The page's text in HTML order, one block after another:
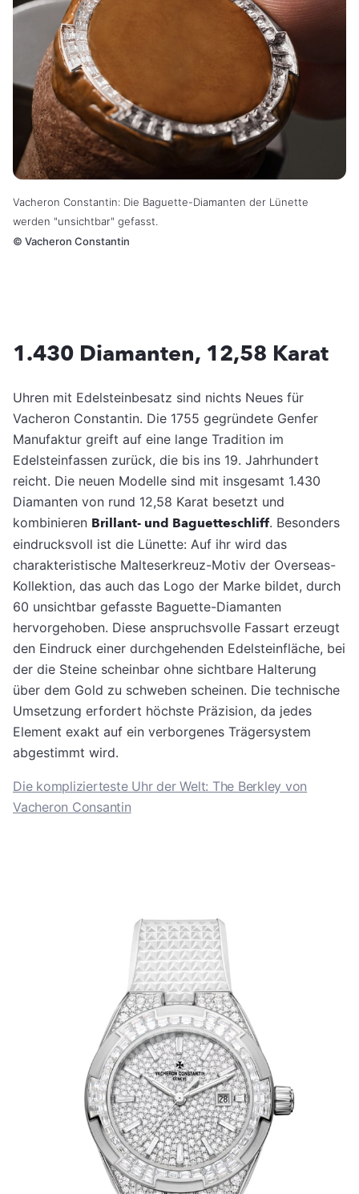
Vacheron Constantin: Die Baguette-Diamanten der Lünette
werden "unsichtbar" gefasst.
© Vacheron Constantin
1.430 Diamanten, 12,58 Karat
Uhren mit Edelsteinbesatz sind nichts Neues für
Vacheron Constantin. Die 1755 gegründete Genfer
Manufaktur greift auf eine lange Tradition im
Edelsteinfassen zurück, die bis ins 19. Jahrhundert
reicht. Die neuen Modelle sind mit insgesamt 1.430
Diamanten von rund 12,58 Karat besetzt und
kombinieren Brillant- und Baguetteschliff. Besonders
eindrucksvoll ist die Lünette: Auf ihr wird das
charakteristische Malteserkreuz-Motiv der Overseas-
Kollektion, das auch das Logo der Marke bildet, durch
60 unsichtbar gefasste Baguette-Diamanten
hervorgehoben. Diese anspruchsvolle Fassart erzeugt
den Eindruck einer durchgehenden Edelsteinfläche, bei
der die Steine scheinbar ohne sichtbare Halterung
über dem Gold zu schweben scheinen. Die technische
Umsetzung erfordert höchste Präzision, da jedes
Element exakt auf ein verborgenes Trägersystem
abgestimmt wird.
Die komplizierteste Uhr der Welt: The Berkley von
Vacheron Consantin